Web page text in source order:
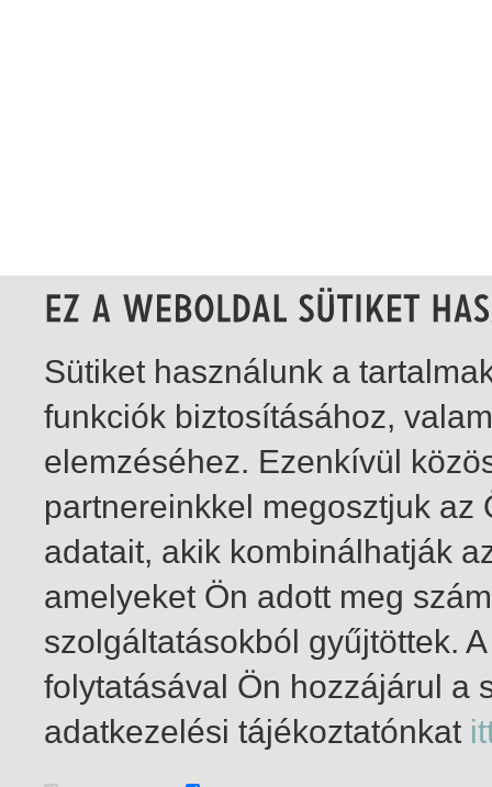
1-10 / insgesamt 10 Treffer
Sütiket használunk a
funkciók biztosításához,
elemzéséhez. Ezenkívül
partnereinkkel megosztjuk
adatait, akik kombinálhatják
amelyeket Ön adott meg
szolgáltatásokból gyűjtöttek.
folytatásával Ön hozzájárul a
adatkezelési tájékoztatónkat